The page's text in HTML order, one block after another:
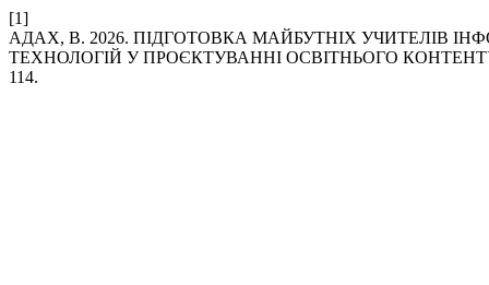
[1]
АДАХ, В. 2026. ПІДГОТОВКА МАЙБУТНІХ УЧИТЕЛІВ
ТЕХНОЛОГІЙ У ПРОЄКТУВАННІ ОСВІТНЬОГО
114.